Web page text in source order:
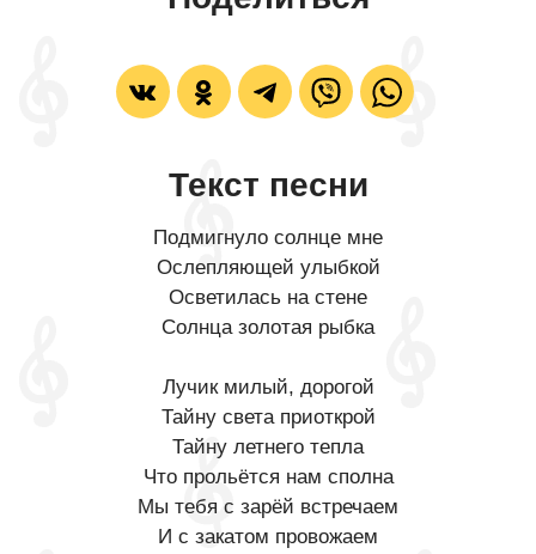
Текст песни
Подмигнуло солнце мне
Ослепляющей улыбкой
Осветилась на стене
Солнца золотая рыбка
Лучик милый, дорогой
Тайну света приоткрой
Тайну летнего тепла
Что прольётся нам сполна
Мы тебя с зарёй встречаем
И с закатом провожаем